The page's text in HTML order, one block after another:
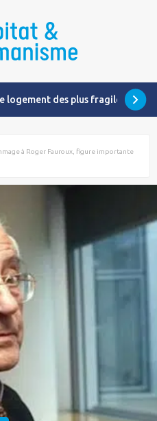
logement des plus fragiles
à Roger Fauroux, figure importante